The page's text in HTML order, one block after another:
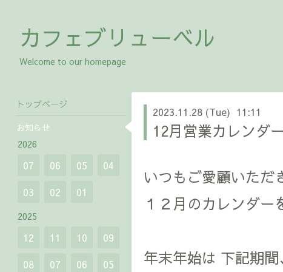
カフェブリューベル
Welcome to our homepage
2023.11.28 (Tue) 11:11
12月営業カレンダ
いつもご愛顧いただ
１２月のカレンダー
年末年始は 下記期間
トップページ
お知らせ
2026
07 06 05
04
03
02 01
2025
12 11 10
09
08
07 06
05